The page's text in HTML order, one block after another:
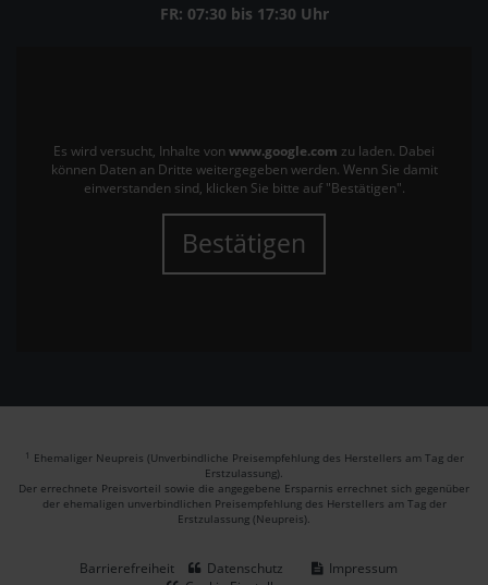
FR: 07:30 bis 17:30 Uhr
Es wird versucht, Inhalte von www.google.com zu laden. Dabei
können Daten an Dritte weitergegeben werden. Wenn Sie damit
einverstanden sind, klicken Sie bitte auf "Bestätigen".
Bestätigen
1 Ehemaliger Neupreis (Unverbindliche Preisempfehlung des Herstellers am Tag der
Erstzulassung).
Der errechnete Preisvorteil sowie die angegebene Ersparnis errechnet sich gegenüber
der ehemaligen unverbindlichen Preisempfehlung des Herstellers am Tag der
Erstzulassung (Neupreis).
Barrierefreiheit Datenschutz
Impressum